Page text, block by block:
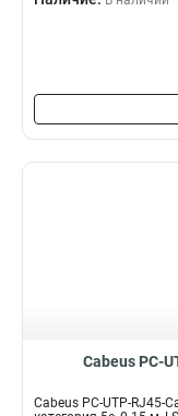
Cabeus PC-
Cabeus PC-UTP-RJ45-